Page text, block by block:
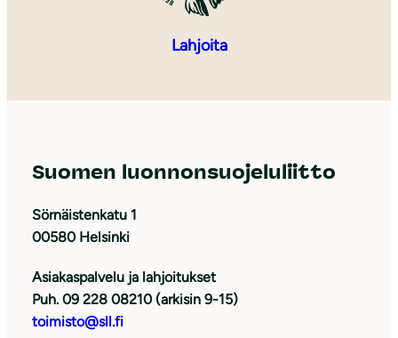
Lahjoita
Suomen luonnonsuojeluliitto
Sörnäistenkatu 1
00580 Helsinki
Asiakaspalvelu ja lahjoitukset
Puh. 09 228 08210 (arkisin 9-15)
toimisto@sll.fi